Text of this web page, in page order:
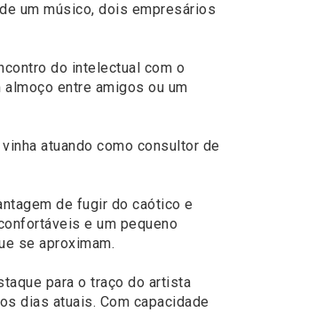
um músico, dois empresários
do intelectual com o
entre amigos ou um
atuando como consultor de
de fugir do caótico e
e um pequeno
se aproximam.
para o traço do artista
dias atuais. Com capacidade